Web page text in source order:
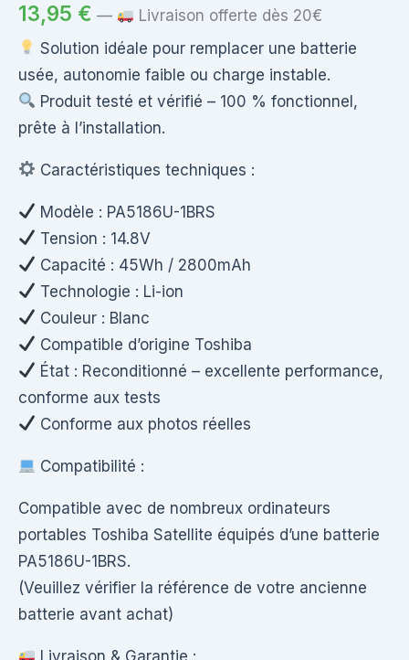
13,95 € —
Livraison offerte dès 20€
Solution idéale pour remplacer une batterie
usée, autonomie faible ou charge instable.
Produit testé et vérifié – 100 % fonctionnel,
prête à l’installation.
Caractéristiques techniques :
Modèle : PA5186U-1BRS
Tension : 14.8V
Capacité : 45Wh / 2800mAh
Technologie : Li-ion
Couleur : Blanc
Compatible d’origine Toshiba
État : Reconditionné – excellente performance,
conforme aux tests
Conforme aux photos réelles
Compatibilité :
Compatible avec de nombreux ordinateurs
portables Toshiba Satellite équipés d’une batterie
PA5186U-1BRS.
(Veuillez vérifier la référence de votre ancienne
batterie avant achat)
Livraison & Garantie :